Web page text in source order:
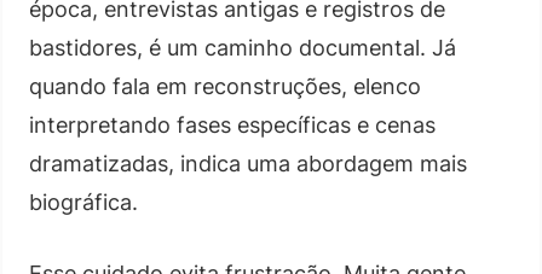
época, entrevistas antigas e registros de
bastidores, é um caminho documental. Já
quando fala em reconstruções, elenco
interpretando fases específicas e cenas
dramatizadas, indica uma abordagem mais
biográfica.